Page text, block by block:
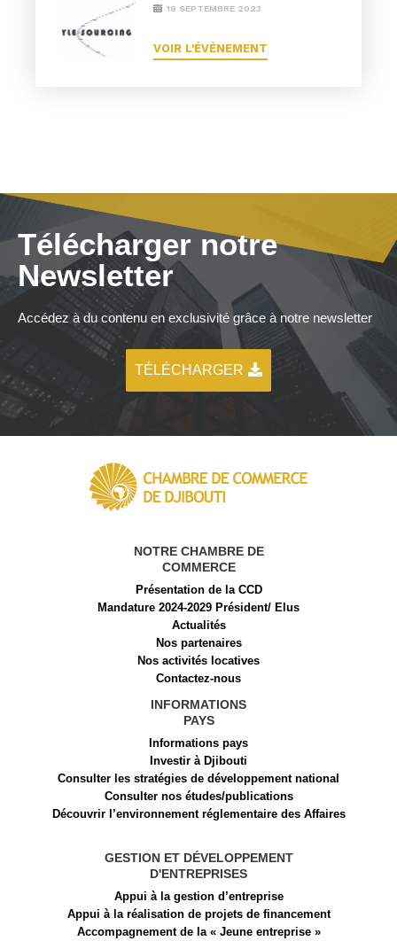
19 SEPTEMBRE 2023
VOIR L'ÉVÈNEMENT
Télécharger notre
Newsletter
Accédez à du contenu en exclusivité grâce à notre newsletter
TÉLÉCHARGER
NOTRE CHAMBRE DE
COMMERCE
Présentation de la CCD
Mandature 2024-2029 Président/ Elus
Actualités
Nos partenaires
Nos activités locatives
Contactez-nous
INFORMATIONS
PAYS
Informations pays
Investir à Djibouti
Consulter les stratégies de développement national
Consulter nos études/publications
Découvrir l’environnement réglementaire des Affaires
GESTION ET DÉVELOPPEMENT
D'ENTREPRISES
Appui à la gestion d’entreprise
Appui à la réalisation de projets de financement​
Accompagnement de la « Jeune entreprise »